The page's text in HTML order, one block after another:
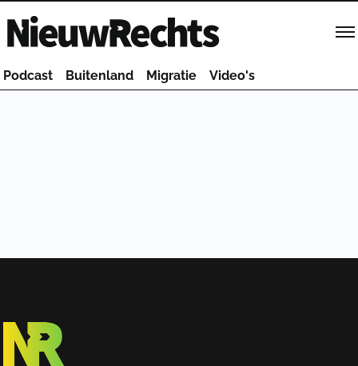
Homepage van NieuwRechts
Podcast Buitenland Migratie Video's